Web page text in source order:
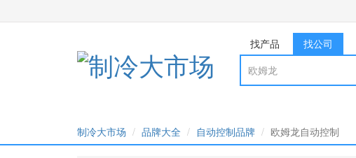
找产品 找公司
制冷大市场 品牌大全 自动控制品牌 欧姆龙自动控制